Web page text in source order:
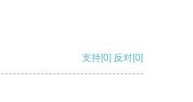
支持[0] 反对[0]